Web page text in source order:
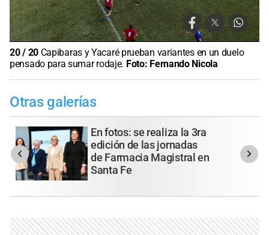
20/ 20 Capibaras y Yacaré prueban variantes en un duelo
pensado para sumar rodaje. Foto: Fernando Nicola
Otras galerías
En fotos: se realiza la 3ra
edición de las jornadas
de Farmacia Magistral en
Santa Fe